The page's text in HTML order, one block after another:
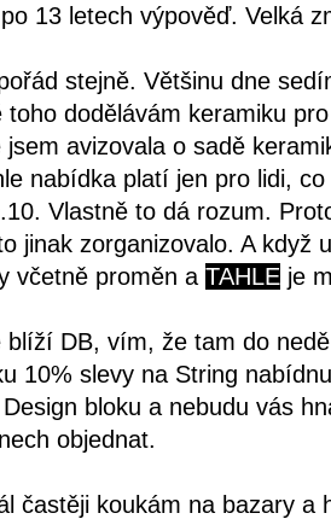
13 letech výpověď. Velká
stejně. Většinu dne
toho dodělávám keramiku
jsem avizovala o sadě
nabídka platí jen pro lidi,
Vlastně to dá rozum.
jinak zorganizovalo. A když
včetně proměn a TAHLE je
blíží DB, vím, že tam do
10% slevy na String
bloku a nebudu vás
objednat.
častěji koukám na bazary a